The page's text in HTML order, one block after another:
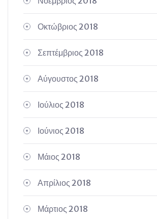
Οκτώβριος 2018
Σεπτέμβριος 2018
Αύγουστος 2018
Ιούλιος 2018
Ιούνιος 2018
Μάιος 2018
Απρίλιος 2018
Μάρτιος 2018